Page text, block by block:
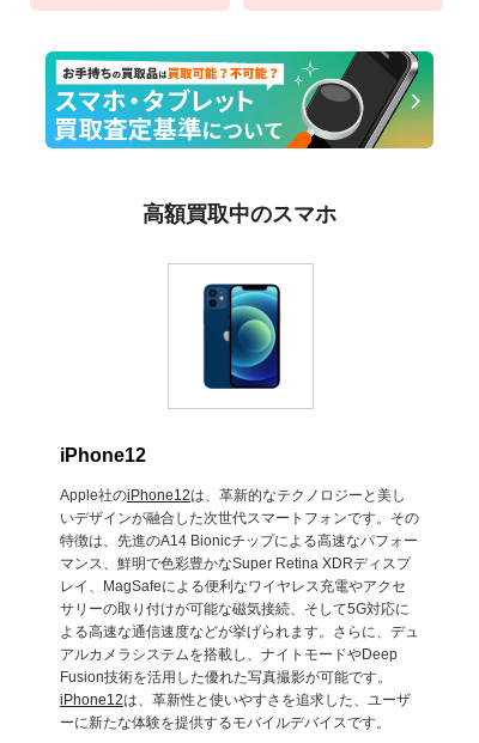
高額買取中のスマホ
iPhone12
Apple社のiPhone12は、革新的なテクノロジーと美し
いデザインが融合した次世代スマートフォンです。その
特徴は、先進のA14 Bionicチップによる高速なパフォー
マンス、鮮明で色彩豊かなSuper Retina XDRディスプ
レイ、MagSafeによる便利なワイヤレス充電やアクセ
サリーの取り付けが可能な磁気接続、そして5G対応に
よる高速な通信速度などが挙げられます。さらに、デュ
アルカメラシステムを搭載し、ナイトモードやDeep
Fusion技術を活用した優れた写真撮影が可能です。
iPhone12は、革新性と使いやすさを追求した、ユーザ
ーに新たな体験を提供するモバイルデバイスです。